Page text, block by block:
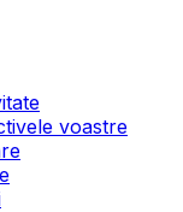
voastre